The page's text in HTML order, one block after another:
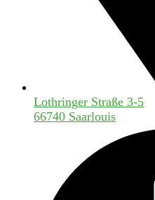
Lothringer Straße 3-5
66740 Saarlouis